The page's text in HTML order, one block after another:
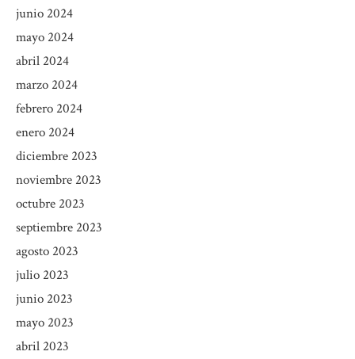
junio 2024
mayo 2024
abril 2024
marzo 2024
febrero 2024
enero 2024
diciembre 2023
noviembre 2023
octubre 2023
septiembre 2023
agosto 2023
julio 2023
junio 2023
mayo 2023
abril 2023